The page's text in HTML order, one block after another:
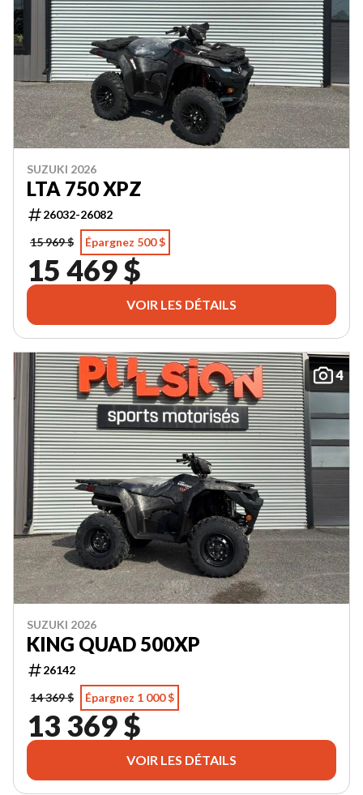
SUZUKI 2026
LTA 750 XPZ
26032-26082
15 969 $
Épargnez 500 $
15 469 $
VOIR LES DÉTAILS
4
SUZUKI 2026
KING QUAD 500XP
26142
14 369 $
Épargnez 1 000 $
13 369 $
VOIR LES DÉTAILS